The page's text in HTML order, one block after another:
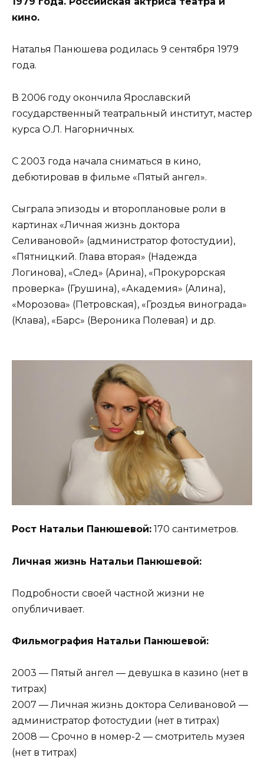
кино.
Наталья Панюшева родилась 9 сентября 1979
года.
В 2006 году окончила Ярославский
государственный театральный институт, мастер
курса О.Л. Нагорничных.
С 2003 года начала сниматься в кино,
дебютировав в фильме «Пятый ангел».
Сыграла эпизоды и второплановые роли в
картинах «Личная жизнь доктора
Селивановой» (администратор фотостудии),
«Пятницкий. Глава вторая» (Надежда
Логинова), «След» (Арина), «Прокурорская
проверка» (Грушина), «Академия» (Алина),
«Морозова» (Петровская), «Гроздья винограда»
(Клава), «Барс» (Вероника Полевая) и др.
Рост Натальи Панюшевой: 170 сантиметров.
Личная жизнь Натальи Панюшевой:
Подробности своей частной жизни не
опубличивает.
Фильмография Натальи Панюшевой:
2003 — Пятый ангел — девушка в казино (нет в
титрах)
2007 — Личная жизнь доктора Селивановой —
администратор фотостудии (нет в титрах)
2008 — Срочно в номер-2 — смотритель музея
(нет в титрах)